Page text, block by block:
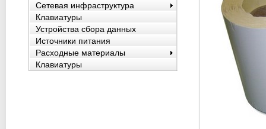
Сетевая инфраструктура
Клавиатуры
Устройства сбора данных
Источники питания
Расходные материалы
Клавиатуры